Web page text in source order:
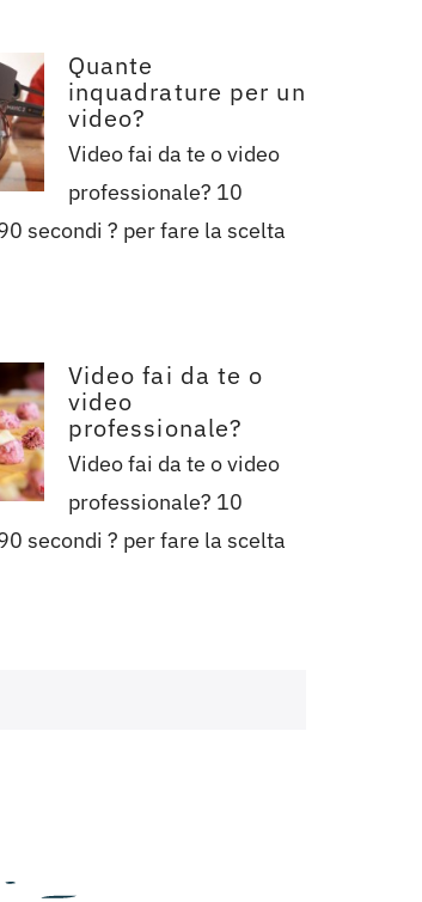
Quante
inquadrature per un
video?
Video fai da te o video
professionale? 10
secondi ? per fare la scelta
Video fai da te o
video
professionale?
Video fai da te o video
professionale? 10
secondi ? per fare la scelta